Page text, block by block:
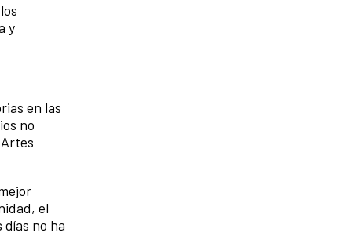
y
en las
no
el
no ha